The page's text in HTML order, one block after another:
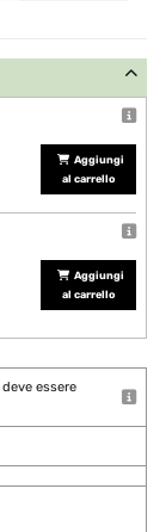
Aggiungi
al carrello
Aggiungi
al carrello
essere